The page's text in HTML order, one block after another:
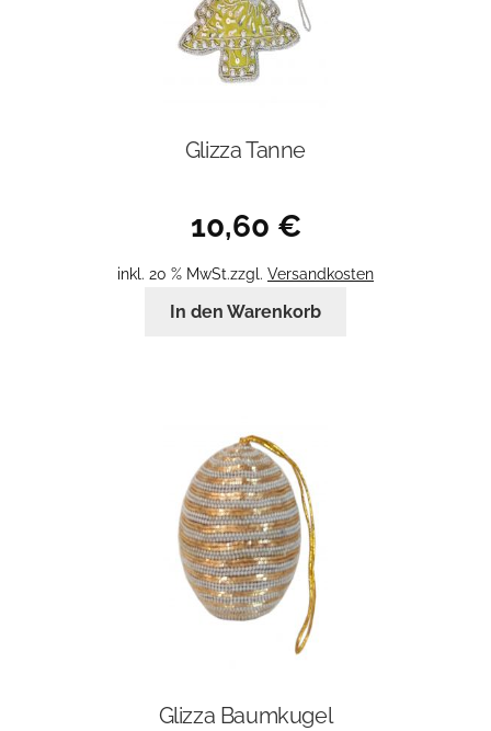
Glizza Tanne
10,60 €
inkl. 20 % MwSt.zzgl. Versandkosten
In den Warenkorb
Glizza Baumkugel